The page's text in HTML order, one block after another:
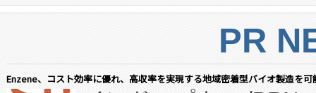
PR
Enzene、コスト効率に優れ、高収率を実現する地域密着型バイオ製造を